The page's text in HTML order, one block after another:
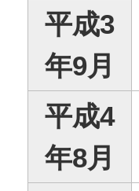
平成3
年9月
平成4
年8月